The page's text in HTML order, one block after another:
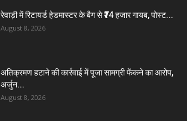
रेवाड़ी में रिटायर्ड हेडमास्टर के बैग से ₹74 हजार गायब, पोस्ट...
August 8, 2026
अतिक्रमण हटाने की कार्रवाई में पूजा सामग्री फेंकने का आरोप,
अर्जुन...
August 8, 2026